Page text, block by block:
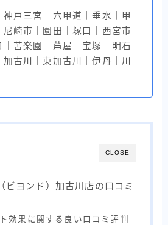
神戸三宮｜六甲道｜垂水｜甲
崎市｜園田｜塚口｜西宮市
｜苦楽園｜芦屋｜宝塚｜明石
加古川｜東加古川｜伊丹｜川
CLOSE
ビヨンド）加古川店の口コミ
効果に関する良い口コミ評判